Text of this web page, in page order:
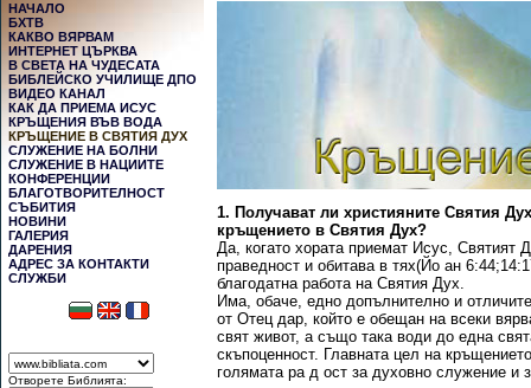
НАЧАЛО
БХТВ
КАКВО ВЯРВАМ
ИНТЕРНЕТ ЦЪРКВА
В СВЕТА НА ЧУДЕСАТА
БИБЛЕЙСКО УЧИЛИЩЕ ДПО
ВИДЕО КАНАЛ
КАК ДА ПРИЕМА ИСУС
КРЪЩЕНИЯ ВЪВ ВОДА
КРЪЩЕНИЕ В СВЯТИЯ ДУХ
СЛУЖЕНИЕ НА БОЛНИ
СЛУЖЕНИЕ В НАЦИИТЕ
КОНФЕРЕНЦИИ
БЛАГОТВОРИТЕЛНОСТ
СЪБИТИЯ
НОВИНИ
ГАЛЕРИЯ
ДАРЕНИЯ
АДРЕС ЗА КОНТАКТИ
СЛУЖБИ
Отворете Библията:
1. Получават ли християните Святия
кръщението в Святия Дух?
Да, когато хората приемат Исус, Святият
праведност и обитава в тях(Йо ан
благодатна работа на Святия Дух.
Има, обаче, едно допълнително и
от Отец дар, който е обещан на всеки
свят живот, а също така води до една
скъпоценност. Главната цел на
голямата ра д ост за духовно служение и